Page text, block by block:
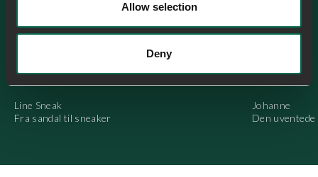
Allow selection
Deny
SE ALLE
Line Sneak
Fra sandal til sneaker
Johanne
Den